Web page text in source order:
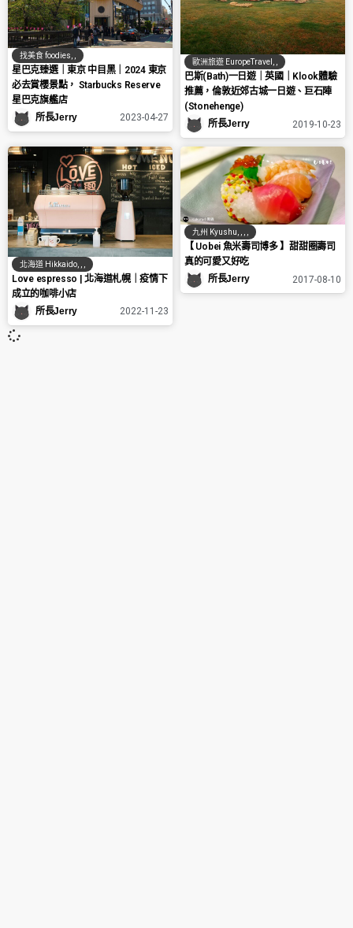
找美食 foodies
星巴克臻選｜東京 中目黑｜2024 東京
必去賞櫻景點， Starbucks Reserve
星巴克旗艦店
所長Jerry
2023-04-27
歐洲旅遊 EuropeTravel , ,
巴斯(Bath)一日遊｜英國｜Klook體驗
推薦，倫敦近郊古城一日遊、巨石陣
(Stonehenge)
所長Jerry
2019-10-23
北海道 Hikkaido
Love espresso | 北海道札幌｜疫情下
成立的咖啡小店
所長Jerry
2022-11-23
九州 Kyushu
【 Uobei 魚米壽司博多 】甜甜圈壽司
真的可愛又好吃
所長Jerry
2017-08-10